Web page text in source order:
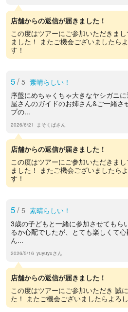
店舗からの返信が届きました！
この度はツアーにご参加いただきま
ました！ またご機会ございましたら
す！
5/ 5 素晴らしい！
序盤にめちゃくちゃ大きなヤシガニ
屋さんのガイドのお姉さん&ご一緒さ
プの...
2026/6/21 まそくぱさん
店舗からの返信が届きました！
この度はツアーにご参加いただきま
ました！ またご機会ございましたら
す！
5/ 5 素晴らしい！
3歳の子どもと一緒に参加させてもら
るか心配でしたが、とても楽しくて
ん...
2026/5/16 yuyuyuさん
店舗からの返信が届きました！
この度はツアーにご参加いただき 誠
た！ またご機会ございましたらよろ